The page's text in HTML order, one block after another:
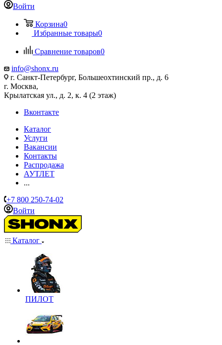
Войти
Корзина0
Избранные товары0
Сравнение товаров0
info@shonx.ru
г. Санкт-Петербург, Большеохтинский пр., д. 6
г. Москва,
Крылатская ул., д. 2, к. 4 (2 этаж)
Вконтакте
Каталог
Услуги
Вакансии
Контакты
Распродажа
АУТЛЕТ
...
+7 800 250-74-02
Войти
Каталог
ПИЛОТ